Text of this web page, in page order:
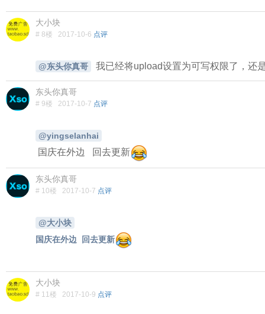
大小块
# 8楼 2017-10-6 点评
@东头你真哥 我已经将upload设置为可写权限了，还
东头你真哥
# 9楼 2017-10-7 点评
@yingselanhai
国庆在外边 回去更新
东头你真哥
# 10楼 2017-10-7 点评
@大小块
国庆在外边 回去更新
大小块
# 11楼 2017-10-9 点评